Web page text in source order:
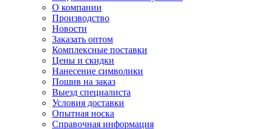
О компании
Производство
Новости
Заказать оптом
Комплексные поставки
Цены и скидки
Нанесение символики
Пошив на заказ
Выезд специалиста
Условия доставки
Опытная носка
Справочная информация